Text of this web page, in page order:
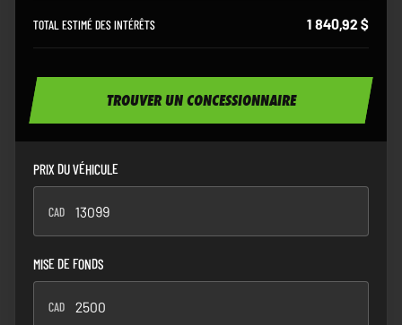
PRIX DU VÉHICULE
CAD
MISE DE FONDS
CAD
TOTAL ESTIMÉ DES INTÉRÊTS 1 840,92 $
TROUVER UN CONCESSIONNAIRE